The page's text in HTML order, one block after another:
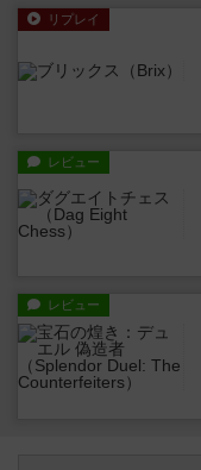
リプレイ
レビュー
レビュー